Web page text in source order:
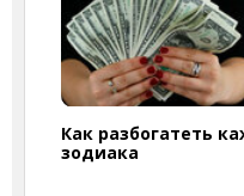
Как разбогатеть
зодиака